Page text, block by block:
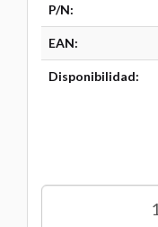
P/N:
EAN:
Disponibilidad: